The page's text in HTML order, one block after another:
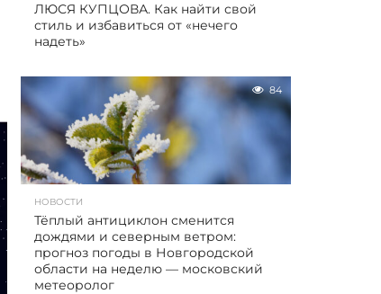
ЛЮСЯ КУПЦОВА. Как найти свой
стиль и избавиться от «нечего
надеть»
84
НОВОСТИ
Тёплый антициклон сменится
дождями и северным ветром:
прогноз погоды в Новгородской
области на неделю — московский
метеоролог